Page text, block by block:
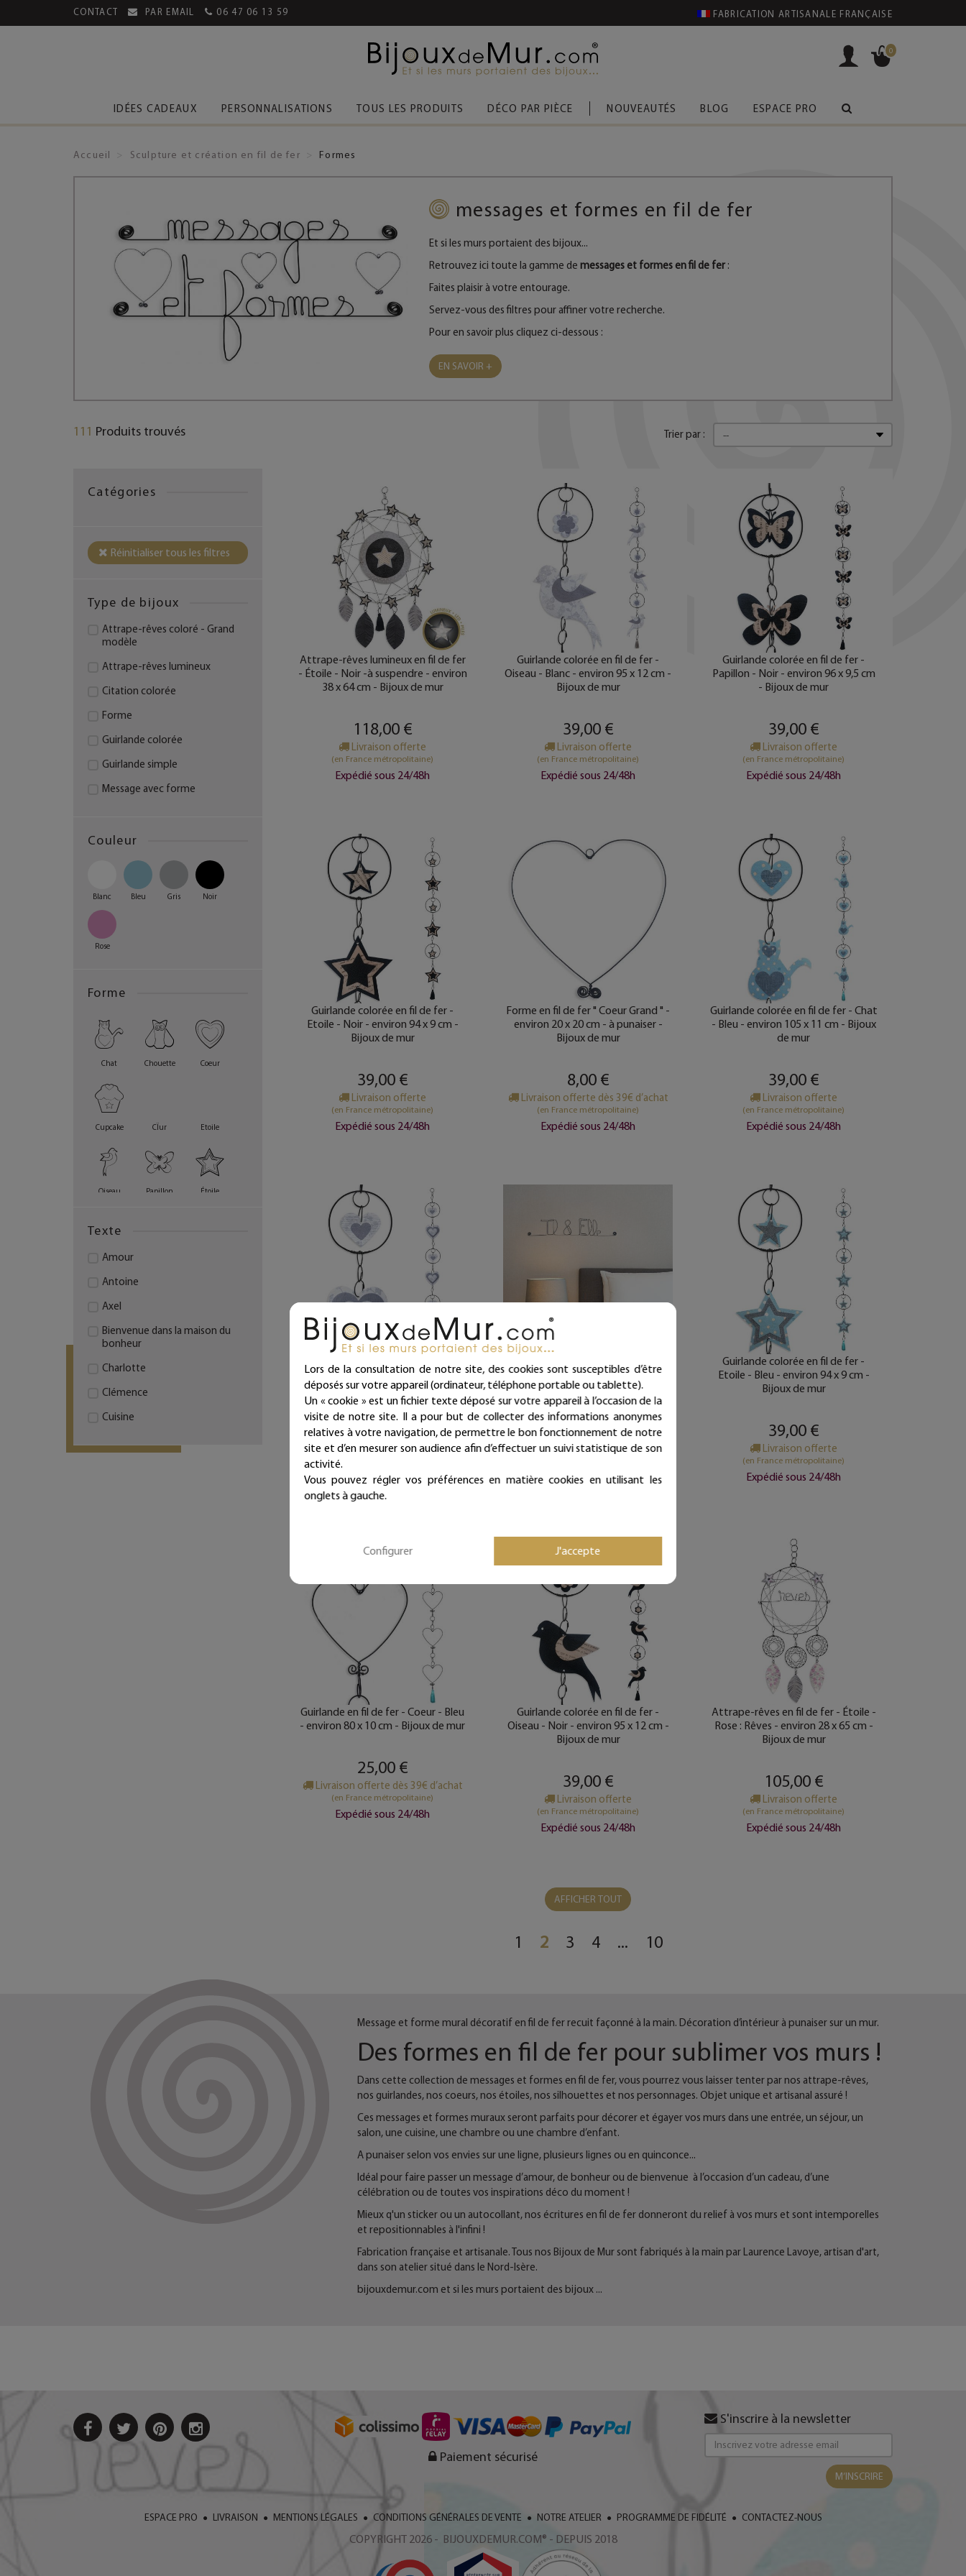
CONTACT PAR EMAIL 06 47 06 13 59
LIVRAISON OFFERTE DÈS 39€ D’ACHAT FABRICATION ARTISANALE FRANÇAISE
0
IDÉES CADEAUX PERSONNALISATIONS TOUS LES PRODUITS DÉCO PAR PIÈCE NOUVEAUTÉS BLOG ESPACE PRO
Accueil Sculpture et création en fil de fer Formes
messages et formes en fil de fer
Et si les murs portaient des bijoux...
Retrouvez ici toute la gamme demessages et formes en fil de fer :
Faites plaisir à votre entourage.
Servez-vous des filtres pour affiner votre recherche.
Pour en savoir plus cliquez ci-dessous :
EN SAVOIR +
111 Produits trouvés Trier par :
Catégories
Réinitialiser tous les filtres
Type de bijoux
Attrape-rêves coloré - Grand
modèle
Attrape-rêves lumineux
Citation colorée
Forme
Guirlande colorée
Guirlande simple
Message avec forme
modèle
Prénom en fil de fer
Couleur
Blanc Bleu Gris Noir
Rose
Forme
Chat Chouette Coeur
Cupcake CÏur Etoile
Oiseau Papillon Étoile
Texte
Amour
Antoine
Axel
Bienvenue dans la maison du
bonheur
Charlotte
Clémence
Cuisine
Attrape-rêves lumineux en fil de fer
- Étoile - Noir -à suspendre - environ
38 x 64 cm - Bijoux de mur
118,00 €
Livraison offerte
(en France métropolitaine)
Expédié sous 24/48h
Guirlande colorée en fil de fer -
Oiseau - Blanc - environ 95 x 12 cm -
Bijoux de mur
39,00 €
Livraison offerte
(en France métropolitaine)
Expédié sous 24/48h
Guirlande colorée en fil de fer -
Papillon - Noir - environ 96 x 9,5 cm
- Bijoux de mur
39,00 €
Livraison offerte
(en France métropolitaine)
Expédié sous 24/48h
Guirlande colorée en fil de fer -
Etoile - Noir - environ 94 x 9 cm -
Bijoux de mur
39,00 €
Livraison offerte
(en France métropolitaine)
Expédié sous 24/48h
Forme en fil de fer " Coeur Grand " -
environ 20 x 20 cm - à punaiser -
Bijoux de mur
8,00 €
Livraison offerte dès 39€ d’achat
(en France métropolitaine)
Expédié sous 24/48h
Guirlande colorée en fil de fer - Chat
- Bleu - environ 105 x 11 cm - Bijoux
de mur
39,00 €
Livraison offerte
(en France métropolitaine)
Expédié sous 24/48h
Coeur - Blanc - environ 95 x 9 cm -
Bijoux de mur
39,00 €
Livraison offerte
(en France métropolitaine)
Expédié sous 24/48h
Elle " - à punaiser - Bijoux de mur
17,00 €
Livraison offerte dès 39€ d’achat
(en France métropolitaine)
Guirlande colorée en fil de fer -
Etoile - Bleu - environ 94 x 9 cm -
Bijoux de mur
39,00 €
Livraison offerte
(en France métropolitaine)
Expédié sous 24/48h
Guirlande en fil de fer - Coeur - Bleu
- environ 80 x 10 cm - Bijoux de mur
25,00 €
Livraison offerte dès 39€ d’achat
(en France métropolitaine)
Expédié sous 24/48h
Guirlande colorée en fil de fer -
Oiseau - Noir - environ 95 x 12 cm -
Bijoux de mur
39,00 €
Livraison offerte
(en France métropolitaine)
Expédié sous 24/48h
Attrape-rêves en fil de fer - Étoile -
Rose : Rêves - environ 28 x 65 cm -
Bijoux de mur
105,00 €
Livraison offerte
(en France métropolitaine)
Expédié sous 24/48h
AFFICHER TOUT
1 2 3 4 ... 10
Message et forme mural décoratif en fil de fer recuit façonné à la main. Décoration d’intérieur à punaiser sur un mur.
Des formes en fil de fer pour sublimer vos murs !
Dans cette collection de messages et formes en fil de fer, vous pourrez vous laisser tenter par nos attrape-rêves,
nos guirlandes, nos coeurs, nos étoiles, nos silhouettes et nos personnages. Objet unique et artisanal assuré !
Ces messages et formes muraux seront parfaits pour décorer et égayer vos murs dans une entrée, un séjour, un
salon, une cuisine, une chambre ou une chambre d’enfant.
A punaiser selon vos envies sur une ligne, plusieurs lignes ou en quinconce...
Idéal pour faire passer un message d’amour, de bonheur ou de bienvenue à l’occasion d’un cadeau, d’une
célébration ou de toutes vos inspirations déco du moment !
Mieux q'un sticker ou un autocollant, nos écritures en fil de fer donneront du relief à vos murs et sont intemporelles
et repositionnables à l'infini !
Fabrication française et artisanale. Tous nos Bijoux de Mur sont fabriqués à la main par Laurence Lavoye, artisan d'art,
dans son atelier situé dans le Nord-Isère.
bijouxdemur.com et si les murs portaient des bijoux ...
Paiement sécurisé
S'inscrire à la newsletter
M’INSCRIRE
ESPACE PRO LIVRAISON MENTIONS LÉGALES CONDITIONS GÉNÉRALES DE VENTE NOTRE ATELIER PROGRAMME DE FIDÉLITÉ CONTACTEZ-NOUS
COPYRIGHT 2026 - BIJOUXDEMUR.COM® - DEPUIS 2018
Lors de la consultation de notre site, des cookies sont susceptibles d’être
déposés sur votre appareil (ordinateur, téléphone portable ou tablette).
Un « cookie » est un fichier texte déposé sur votre appareil à l’occasion de la
visite de notre site. Il a pour but de collecter des informations anonymes
relatives à votre navigation, de permettre le bon fonctionnement de notre
site et d’en mesurer son audience afin d’effectuer un suivi statistique de son
activité.
Vous pouvez régler vos préférences en matière cookies en utilisant les
onglets à gauche.
Configurer J'accepte